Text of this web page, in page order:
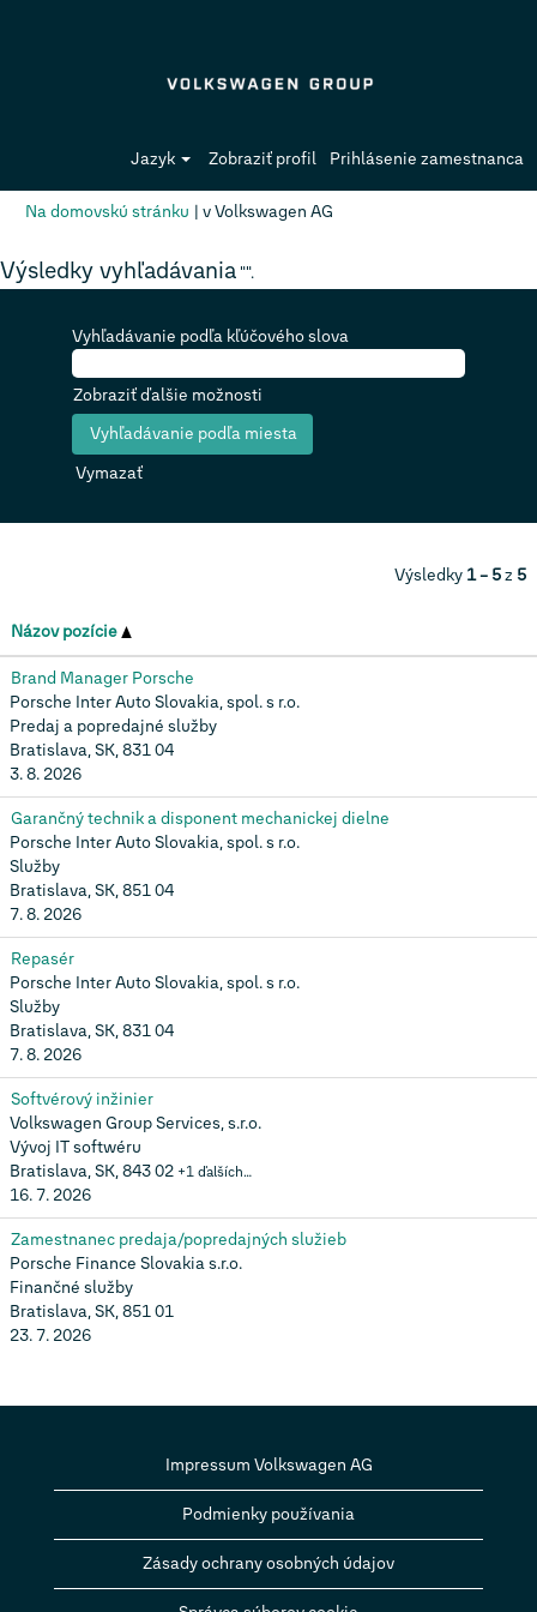
Jazyk Zobraziť profil Prihlásenie zamestnanca
Na domovskú stránku | v Volkswagen AG
Výsledky vyhľadávania "".
Vyhľadávanie podľa kľúčového slova
Zobraziť ďalšie možnosti
Vymazať
Výsledky 1 – 5z 5
Názov pozície
Brand Manager Porsche
Porsche Inter Auto Slovakia, spol. s r.o.
Predaj a popredajné služby
Bratislava, SK, 831 04
3. 8. 2026
Garančný technik a disponent mechanickej dielne
Porsche Inter Auto Slovakia, spol. s r.o.
Služby
Bratislava, SK, 851 04
7. 8. 2026
Repasér
Porsche Inter Auto Slovakia, spol. s r.o.
Služby
Bratislava, SK, 831 04
7. 8. 2026
Softvérový inžinier
Volkswagen Group Services, s.r.o.
Vývoj IT softwéru
Bratislava, SK, 843 02 +1 ďalších…
16. 7. 2026
Zamestnanec predaja/popredajných služieb
Porsche Finance Slovakia s.r.o.
Finančné služby
Bratislava, SK, 851 01
23. 7. 2026
Impressum Volkswagen AG
Podmienky používania
Zásady ochrany osobných údajov